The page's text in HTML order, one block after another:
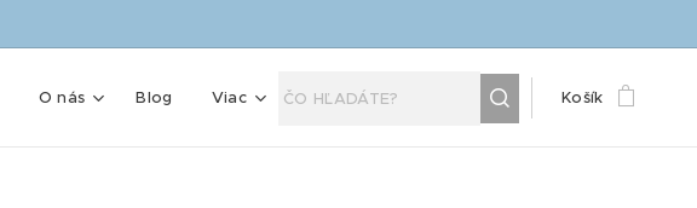
O nás Blog Viac Košík